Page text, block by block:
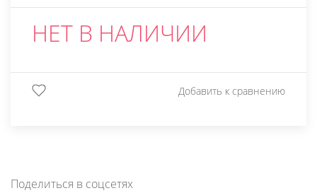
НЕТ В НАЛИЧИИ
Добавить к сравнению
Поделиться в соцсетях